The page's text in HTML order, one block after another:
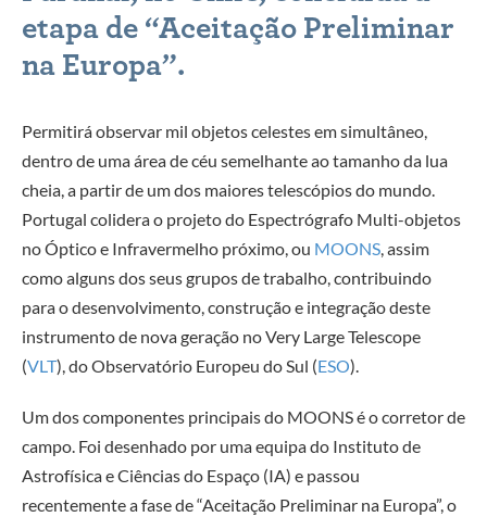
etapa de “Aceitação Preliminar
na Europa”.
Permitirá observar mil objetos celestes em simultâneo,
dentro de uma área de céu semelhante ao tamanho da lua
cheia, a partir de um dos maiores telescópios do mundo.
Portugal colidera o projeto do Espectrógrafo Multi-objetos
no Óptico e Infravermelho próximo, ou MOONS , assim
como alguns dos seus grupos de trabalho, contribuindo
para o desenvolvimento, construção e integração deste
instrumento de nova geração no Very Large Telescope
(VLT), do Observatório Europeu do Sul (ESO).
Um dos componentes principais do MOONS é o corretor de
campo. Foi desenhado por uma equipa do Instituto de
Astrofísica e Ciências do Espaço (IA) e passou
recentemente a fase de “Aceitação Preliminar na Europa”, o